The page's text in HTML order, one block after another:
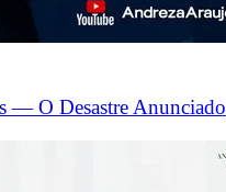
— O Desastre Anunciado